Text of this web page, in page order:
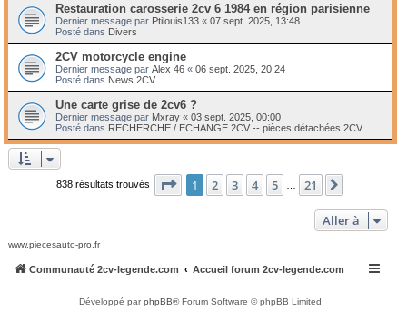
Restauration carosserie 2cv 6 1984 en région parisienne
Dernier message par Ptilouis133 « 07 sept. 2025, 13:48
Posté dans Divers
2CV motorcycle engine
Dernier message par Alex 46 « 06 sept. 2025, 20:24
Posté dans News 2CV
Une carte grise de 2cv6 ?
Dernier message par Mxray « 03 sept. 2025, 00:00
Posté dans RECHERCHE / ECHANGE 2CV -- pièces détachées 2CV
838 résultats trouvés Page 1sur21
1 2 3 4 5 21
Aller à
www.piecesauto-pro.fr
Communauté 2cv-legende.com Accueil forum 2cv-legende.com
Développé parphpBB® Forum Software © phpBB Limited